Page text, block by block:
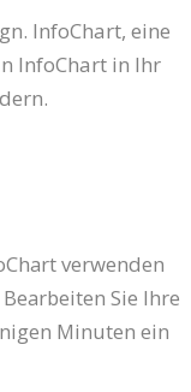
InfoChart, eine
InfoChart in Ihr
verwenden
Sie Ihre
Minuten ein